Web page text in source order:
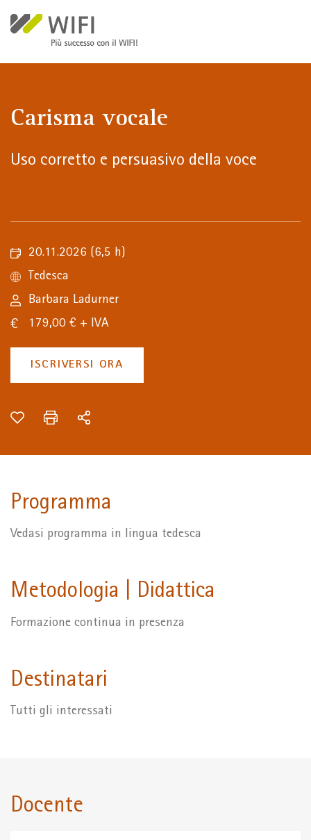
Carisma vocale
Uso corretto e persuasivo della voce
20.11.2026 (6,5 h)
Tedesca
Barbara Ladurner
179,00 € + IVA
ISCRIVERSI ORA
Programma
Vedasi programma in lingua tedesca
Metodologia | Didattica
Formazione continua in presenza
Destinatari
Tutti gli interessati
Docente